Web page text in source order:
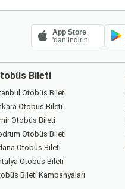
App Store
'dan indirin
Bileti
Otobüs Bileti
Otobüs Bileti
Otobüs Bileti
Otobüs Bileti
Otobüs Bileti
Otobüs Bileti
Bileti Kampanyaları